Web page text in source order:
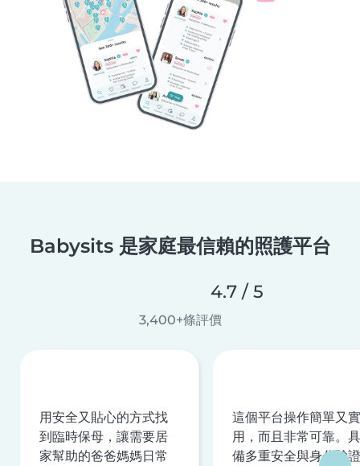
Babysits 是家庭最信賴的照護平台
4.7 / 5
3,400+條評價
用安全又貼心的方式找
到臨時保母，讓需要居
家幫助的爸爸媽媽日常
這個平台操作簡單又實
用，而且非常可靠。具
備多重安全與身分驗證